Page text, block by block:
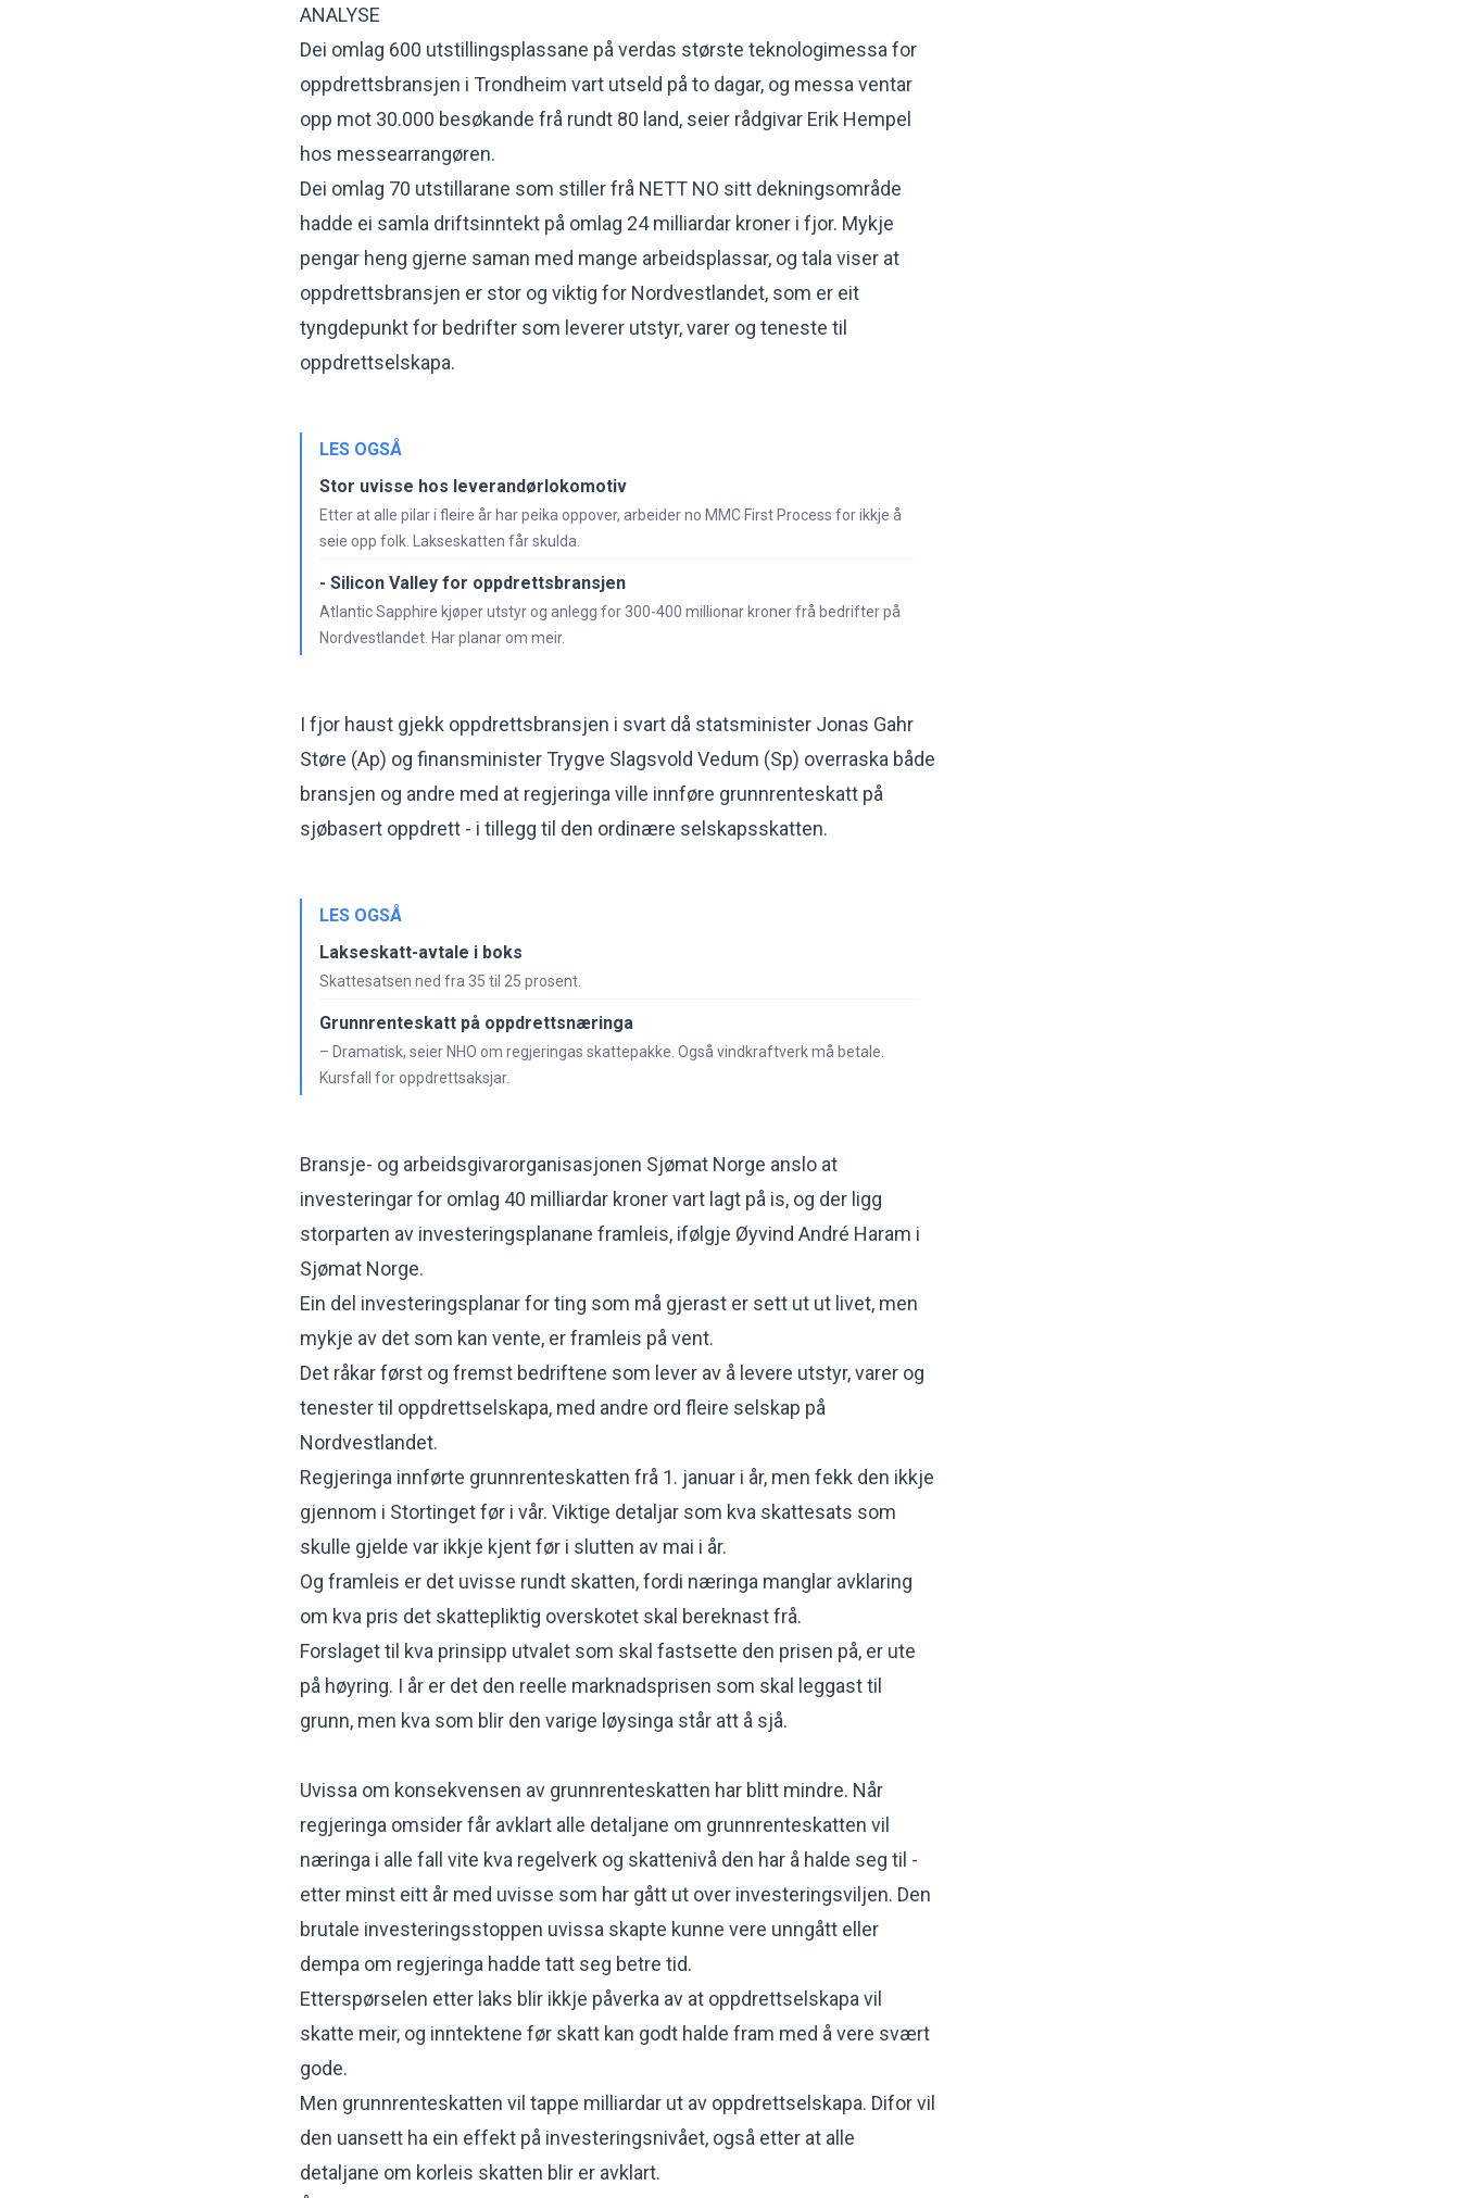
ANALYSE
Dei omlag 600 utstillingsplassane på verdas største teknologimessa for
oppdrettsbransjen i Trondheim vart utseld på to dagar, og messa ventar
opp mot 30.000 besøkande frå rundt 80 land, seier rådgivar Erik Hempel
hos messearrangøren.
Dei omlag 70 utstillarane som stiller frå NETT NO sitt dekningsområde
hadde ei samla driftsinntekt på omlag 24 milliardar kroner i fjor. Mykje
pengar heng gjerne saman med mange arbeidsplassar, og tala viser at
oppdrettsbransjen er stor og viktig for Nordvestlandet, som er eit
tyngdepunkt for bedrifter som leverer utstyr, varer og teneste til
oppdrettselskapa.
LES OGSÅ
Stor uvisse hos leverandørlokomotiv
Etter at alle pilar i fleire år har peika oppover, arbeider no MMC First Process for ikkje å
seie opp folk. Lakseskatten får skulda.
- Silicon Valley for oppdrettsbransjen
Atlantic Sapphire kjøper utstyr og anlegg for 300-400 millionar kroner frå bedrifter på
Nordvestlandet. Har planar om meir.
I fjor haust gjekk oppdrettsbransjen i svart då statsminister Jonas Gahr
Støre (Ap) og finansminister Trygve Slagsvold Vedum (Sp) overraska både
bransjen og andre med at regjeringa ville innføre grunnrenteskatt på
sjøbasert oppdrett - i tillegg til den ordinære selskapsskatten.
LES OGSÅ
Lakseskatt-avtale i boks
Skattesatsen ned fra 35 til 25 prosent.
Grunnrenteskatt på oppdrettsnæringa
– Dramatisk, seier NHO om regjeringas skattepakke. Også vindkraftverk må betale.
Kursfall for oppdrettsaksjar.
Bransje- og arbeidsgivarorganisasjonen Sjømat Norge anslo at
investeringar for omlag 40 milliardar kroner vart lagt på is, og der ligg
storparten av investeringsplanane framleis, ifølgje Øyvind André Haram i
Sjømat Norge.
Ein del investeringsplanar for ting som må gjerast er sett ut ut livet, men
mykje av det som kan vente, er framleis på vent.
Det råkar først og fremst bedriftene som lever av å levere utstyr, varer og
tenester til oppdrettselskapa, med andre ord fleire selskap på
Nordvestlandet.
Regjeringa innførte grunnrenteskatten frå 1. januar i år, men fekk den ikkje
gjennom i Stortinget før i vår. Viktige detaljar som kva skattesats som
skulle gjelde var ikkje kjent før i slutten av mai i år.
Og framleis er det uvisse rundt skatten, fordi næringa manglar avklaring
om kva pris det skattepliktig overskotet skal bereknast frå.
Forslaget til kva prinsipp utvalet som skal fastsette den prisen på, er ute
på høyring. I år er det den reelle marknadsprisen som skal leggast til
grunn, men kva som blir den varige løysinga står att å sjå.
Uvissa om konsekvensen av grunnrenteskatten har blitt mindre. Når
regjeringa omsider får avklart alle detaljane om grunnrenteskatten vil
næringa i alle fall vite kva regelverk og skattenivå den har å halde seg til -
etter minst eitt år med uvisse som har gått ut over investeringsviljen. Den
brutale investeringsstoppen uvissa skapte kunne vere unngått eller
dempa om regjeringa hadde tatt seg betre tid.
Etterspørselen etter laks blir ikkje påverka av at oppdrettselskapa vil
skatte meir, og inntektene før skatt kan godt halde fram med å vere svært
gode.
Men grunnrenteskatten vil tappe milliardar ut av oppdrettselskapa. Difor vil
den uansett ha ein effekt på investeringsnivået, også etter at alle
detaljane om korleis skatten blir er avklart.